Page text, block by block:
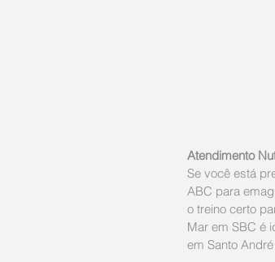
Atendimento
Se você está
ABC para
o treino certo
Mar em SBC é
em Santo